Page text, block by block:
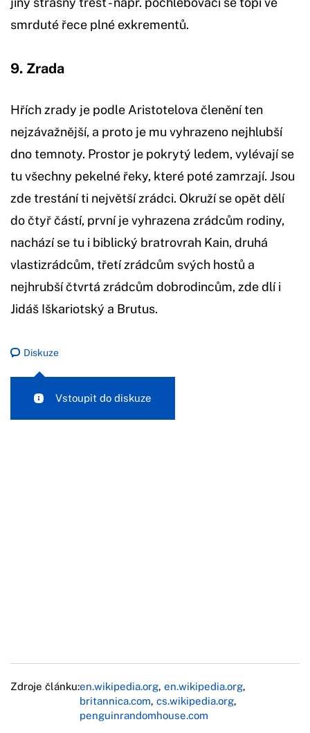
smrduté řece plné exkrementů.
9. Zrada
Hřích zrady je podle Aristotelova členění ten
nejzávažnější, a proto je mu vyhrazeno nejhlubší
dno temnoty. Prostor je pokrytý ledem, vylévají se
tu všechny pekelné řeky, které poté zamrzají. Jsou
zde trestání ti největší zrádci. Okruží se opět dělí
do čtyř částí, první je vyhrazena zrádcům rodiny,
nachází se tu i biblický bratrovrah Kain, druhá
vlastizrádcům, třetí zrádcům svých hostů a
nejhrubší čtvrtá zrádcům dobrodincům, zde dlí i
Jidáš Iškariotský a Brutus.
Diskuze
Vstoupit do diskuze
Zdroje článku:en.wikipedia.org, en.wikipedia.org,
britannica.com, cs.wikipedia.org,
penguinrandomhouse.com